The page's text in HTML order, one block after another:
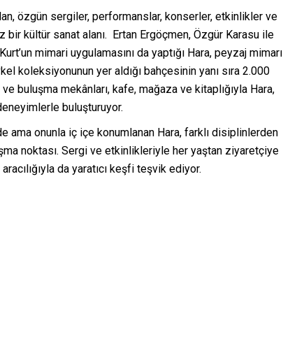
özgün sergiler, performanslar, konserler, etkinlikler ve
bir kültür sanat alanı. Ertan Ergöçmen, Özgür Karasu ile
mimari uygulamasını da yaptığı Hara, peyzaj mimarı
koleksiyonunun yer aldığı bahçesinin yanı sıra 2.000
buluşma mekânları, kafe, mağaza ve kitaplığıyla Hara,
buluşturuyor.
ama onunla iç içe konumlanan Hara, farklı disiplinlerden
noktası. Sergi ve etkinlikleriyle her yaştan ziyaretçiye
da yaratıcı keşfi teşvik ediyor.